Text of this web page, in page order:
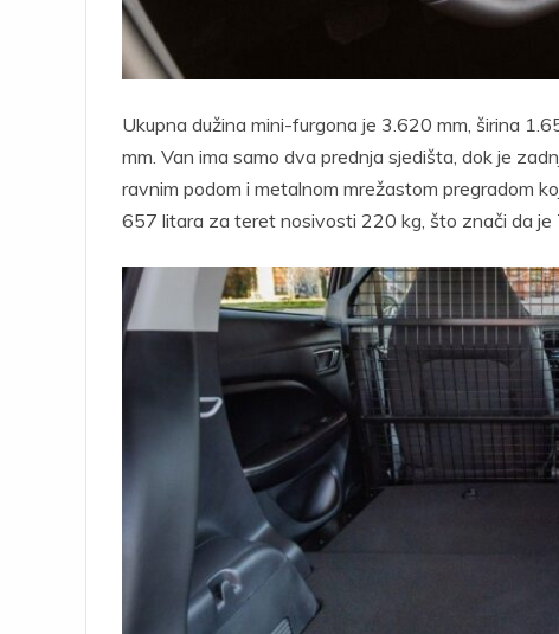
Ukupna dužina mini-furgona je 3.620 mm, širina
mm. Van ima samo dva prednja sjedišta, dok je
ravnim podom i metalnom mrežastom pregradom
657 litara za teret nosivosti 220 kg, što znači da je